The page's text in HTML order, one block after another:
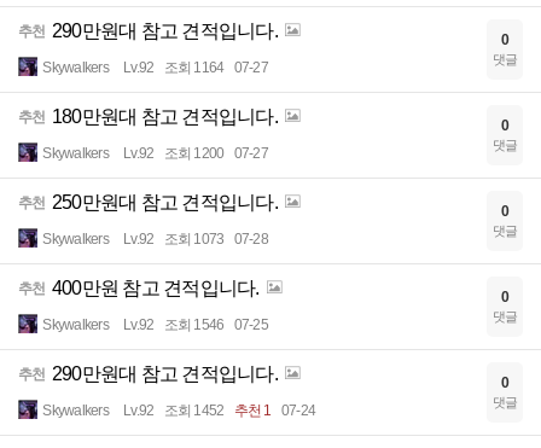
추천 290만원대 참고 견적입니다.
Skywalkers Lv.92 조회 1164 07-27
0
댓글
추천 180만원대 참고 견적입니다.
Skywalkers Lv.92 조회 1200 07-27
0
댓글
추천 250만원대 참고 견적입니다.
Skywalkers Lv.92 조회 1073 07-28
0
댓글
추천 400만원 참고 견적입니다.
Skywalkers Lv.92 조회 1546 07-25
0
댓글
추천 290만원대 참고 견적입니다.
Skywalkers Lv.92 조회 1452 추천 1 07-24
0
댓글